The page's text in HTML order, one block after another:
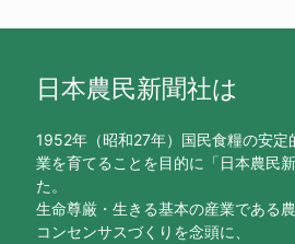
日本農民新聞社は
1952年（昭和27年）国民食糧の安定
業を育てることを目的に「日本農民
た。
生命尊厳・生きる基本の産業である
コンセンサスづくりを念頭に、